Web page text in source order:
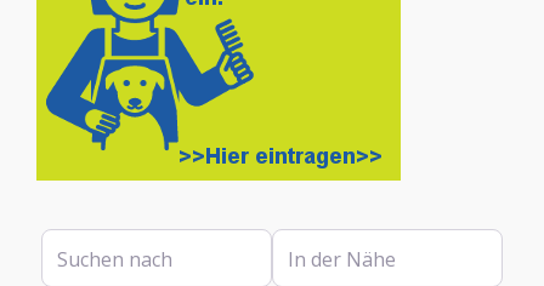
Suchen nach In der Nähe